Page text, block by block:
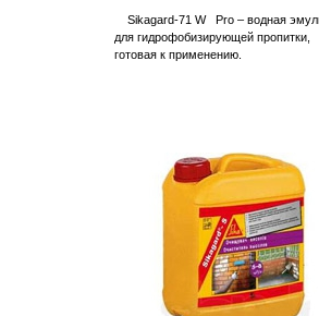
Sikagard-71 W Pro – водная
для гидрофобизирующей пропитки,
готовая к применению.